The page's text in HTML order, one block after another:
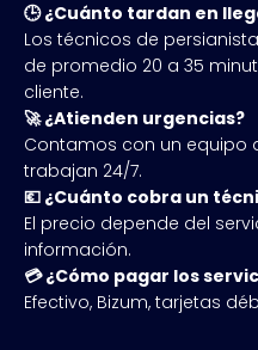
🕒 ¿Cuánto tardan en
Los técnicos de
de promedio 20 a 35
cliente.
🚀 ¿Atienden urgencias?
Contamos con un equipo
trabajan 24/7.
💶 ¿Cuánto cobra un
El precio depende del
información.
💳 ¿Cómo pagar los
Efectivo, Bizum, tarjetas